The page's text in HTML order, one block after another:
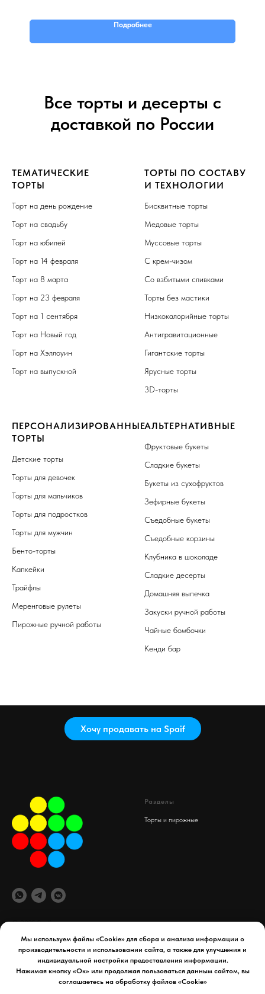
Мы используем файлы «Cookie» для сбора и анализа информации о
производительности и использовании сайта, а также для улучшения и
индивидуальной настройки предоставления информации.
Нажимая кнопку «Ок» или продолжая пользоваться данным сайтом, вы
соглашаетесь на обработку файлов «Cookie»
Подробнее
Все торты и десерты с
доставкой по России
ТЕМАТИЧЕСКИЕ
ТОРТЫ
Торт на день рождение
Торт на свадьбу
Торт на юбилей
Торт на 14 февраля
Торт на 8 марта
Торт на 23 февраля
Торт на 1 сентября
Торт на Новый год
Торт на Хэллоуин
Торт на выпускной
ТОРТЫ ПО СОСТАВУ
И ТЕХНОЛОГИИ
Бисквитные торты
Медовые торты
Муссовые торты
С крем-чизом
Со взбитыми сливками
Торты без мастики
Низкокалорийные торты
Антигравитационные
Гигантские торты
Ярусные торты
3D-торты
ПЕРСОНАЛИЗИРОВАННЫЕ
ТОРТЫ
Детские торты
Торты для девочек
Торты для мальчиков
Торты для подростков
Торты для мужчин
Бенто-торты
Капкейки
Трайфлы
Меренговые рулеты
Пирожные ручной работы
АЛЬТЕРНАТИВНЫЕ
Фруктовые букеты
Сладкие букеты
Букеты из сухофруктов
Зефирные букеты
Съедобные букеты
Съедобные корзины
Клубника в шоколаде
Сладкие десерты
Домашняя выпечка
Закуски ручной работы
Чайные бомбочки
Кенди бар
Хочу продавать на Spaif
© 2025 Spaif
Разделы
Торты и пирожные
офис компании
maydex.store@gmail.com
Уфа, 50 лет СССР д. 34
Документы
Реквизиты компании
Политика конфиденциальности